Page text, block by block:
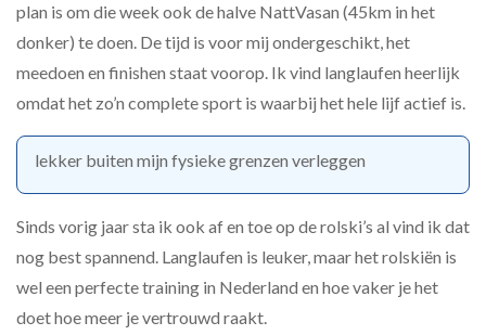
plan is om die week ook de halve NattVasan (45km in het
donker) te doen. De tijd is voor mij ondergeschikt, het
meedoen en finishen staat voorop. Ik vind langlaufen heerlijk
omdat het zo’n complete sport is waarbij het hele lijf actief is.
lekker buiten mijn fysieke grenzen verleggen
Sinds vorig jaar sta ik ook af en toe op de rolski’s al vind ik dat
nog best spannend. Langlaufen is leuker, maar het rolskiën is
wel een perfecte training in Nederland en hoe vaker je het
doet hoe meer je vertrouwd raakt.